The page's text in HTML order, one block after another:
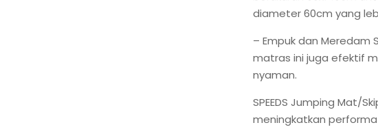
diameter 60cm yang
– Empuk dan Meredam
matras ini juga efektif
nyaman.
SPEEDS Jumping Mat/
meningkatkan